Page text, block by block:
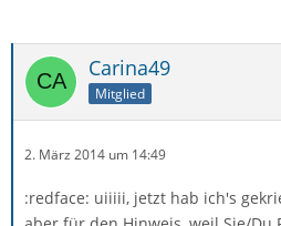
Carina49
Mitglied
2. März 2014 um 14:49
:redface: uiiiii, jetzt hab ich's